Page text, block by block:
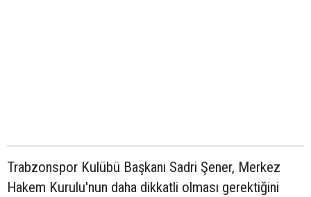
Trabzonspor Kulübü Başkanı Sadri Şener, Merkez
Hakem Kurulu'nun daha dikkatli olması gerektiğini